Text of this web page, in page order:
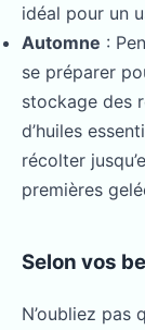
idéal pour un
Automne :
se préparer
stockage des
d’huiles
récolter
premières
Selon vos
N’oubliez